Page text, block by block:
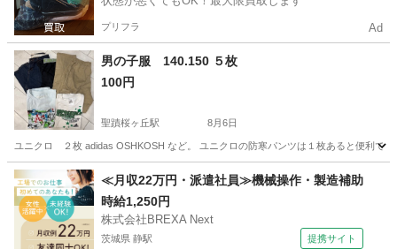
プリフラ Ad
男の子服 140.150 ５枚
100円
聖蹟桜ヶ丘駅 8月6日
ユニクロ ２枚 adidas OSHKOSH など。 ユニクロの防寒パンツは１枚あると便利です
東京 多摩市 聖蹟桜ヶ丘駅 キッズ用品 ユニクロ
≪月収22万円・派遣社員≫機械操作・製造補助
時給1,250円
株式会社BREXA Next
茨城県 静駅 提携サイト